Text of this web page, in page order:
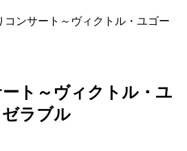
コンサート～ヴィクトル・ユゴー
ー ト ～ ヴィ ク ト ル ・ ユ
ゼラ ブル